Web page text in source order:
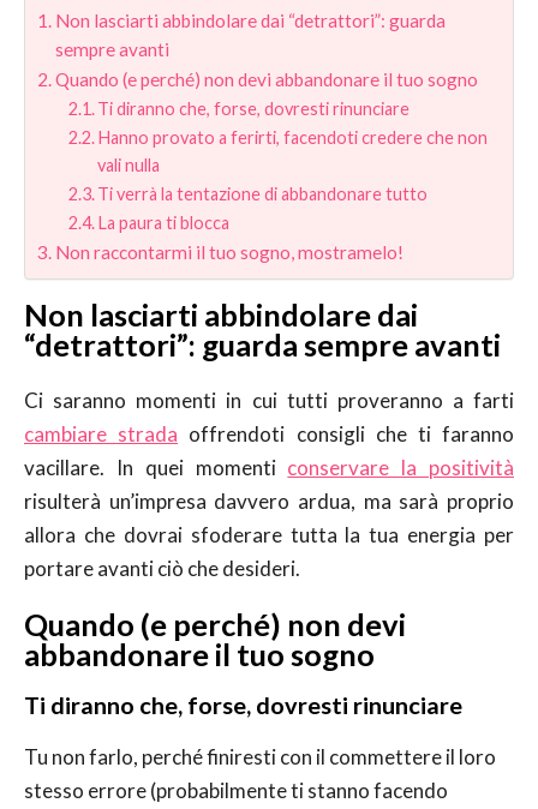
Non lasciarti abbindolare dai “detrattori”: guarda
sempre avanti
Quando (e perché) non devi abbandonare il tuo sogno
Ti diranno che, forse, dovresti rinunciare
Hanno provato a ferirti, facendoti credere che non
vali nulla
Ti verrà la tentazione di abbandonare tutto
La paura ti blocca
Non raccontarmi il tuo sogno, mostramelo!
Non lasciarti abbindolare dai
“detrattori”: guarda sempre avanti
Ci saranno momenti in cui tutti proveranno a farti
cambiare strada offrendoti consigli che ti faranno
vacillare. In quei momenti conservare la positività
risulterà un’impresa davvero ardua, ma sarà proprio
allora che dovrai sfoderare tutta la tua energia per
portare avanti ciò che desideri.
Quando (e perché) non devi
abbandonare il tuo sogno
Ti diranno che, forse, dovresti rinunciare
Tu non farlo, perché finiresti con il commettere il loro
stesso errore (probabilmente ti stanno facendo